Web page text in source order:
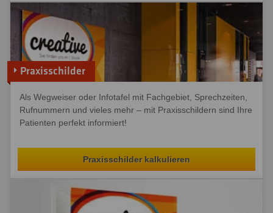
Praxisschilder
Als Wegweiser oder Infotafel mit Fachgebiet, Sprechzeiten,
Rufnummern und vieles mehr – mit Praxisschildern sind Ihre
Patienten perfekt informiert!
Praxisschilder kalkulieren